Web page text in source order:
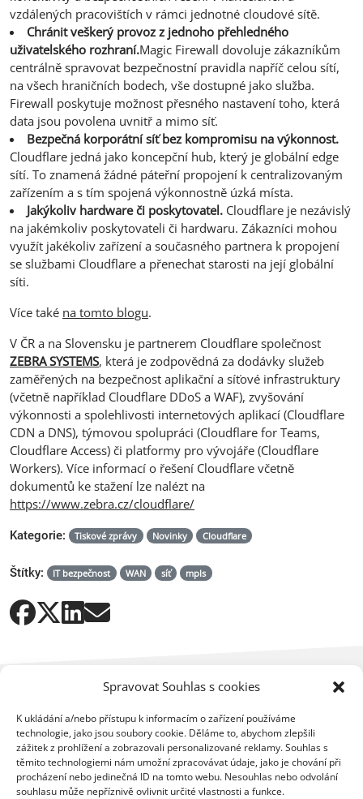
Spravovat Souhlas s cookies
K ukládání a/nebo přístupu k informacím o zařízení používáme
technologie, jako jsou soubory cookie. Děláme to, abychom zlepšili
zážitek z prohlížení a zobrazovali personalizované reklamy. Souhlas s
těmito technologiemi nám umožní zpracovávat údaje, jako je chování při
procházení nebo jedinečná ID na tomto webu. Nesouhlas nebo odvolání
souhlasu může nepříznivě ovlivnit určité vlastnosti a funkce.
vzdálených pracovištích v rámci jednotné cloudové sítě.
Chránit veškerý provoz z jednoho přehledného
uživatelského rozhraní.Magic Firewall dovoluje zákazníkům
centrálně spravovat bezpečnostní pravidla napříč celou sítí,
na všech hraničních bodech, vše dostupné jako služba.
Firewall poskytuje možnost přesného nastavení toho, která
data jsou povolena uvnitř a mimo síť.
Bezpečná korporátní síť bez kompromisu na výkonnost.
Cloudflare jedná jako koncepční hub, který je globální edge
sítí. To znamená žádné páteřní propojení k centralizovaným
zařízením a s tím spojená výkonnostně úzká místa.
Jakýkoliv hardware či poskytovatel. Cloudflare je nezávislý
na jakémkoliv poskytovateli či hardwaru. Zákazníci mohou
využít jakékoliv zařízení a současného partnera k propojení
se službami Cloudflare a přenechat starosti na její globální
síti.
Více také na tomto blogu.
V ČR a na Slovensku je partnerem Cloudflare společnost
ZEBRA SYSTEMS, která je zodpovědná za dodávky služeb
zaměřených na bezpečnost aplikační a síťové infrastruktury
(včetně například Cloudflare DDoS a WAF), zvyšování
výkonnosti a spolehlivosti internetových aplikací (Cloudflare
CDN a DNS), týmovou spolupráci (Cloudflare for Teams,
Cloudflare Access) či platformy pro vývojáře (Cloudflare
Workers). Více informací o řešení Cloudflare včetně
dokumentů ke stažení lze nalézt na
https://www.zebra.cz/cloudflare/
Kategorie: Tiskové zprávy Novinky Cloudflare
Štítky: IT bezpečnost WAN síť mpls
Mohlo by vás dále zajímat